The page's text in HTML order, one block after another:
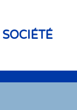
SOCIÉTÉ